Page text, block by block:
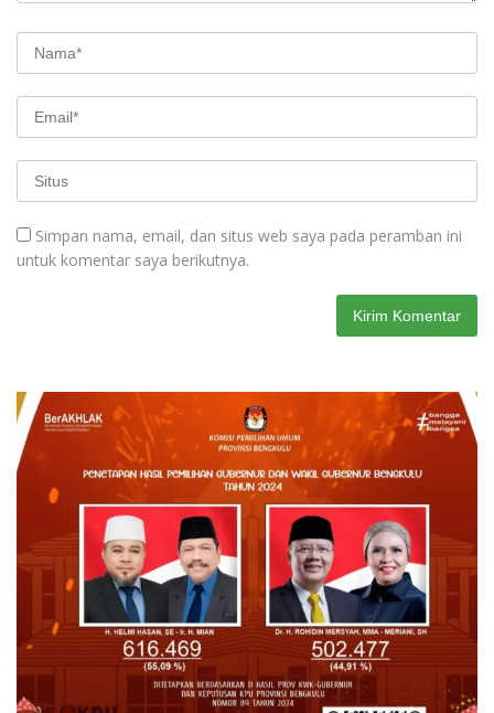
Simpan nama, email, dan situs web saya pada peramban ini
untuk komentar saya berikutnya.